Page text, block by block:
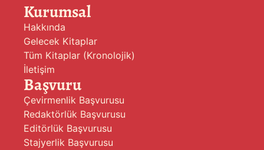
Kurumsal
Hakkında
Gelecek Kitaplar
Tüm Kitaplar (Kronolojik)
İletişim
Başvuru
Çevirmenlik Başvurusu
Redaktörlük Başvurusu
Editörlük Başvurusu
Stajyerlik Başvurusu